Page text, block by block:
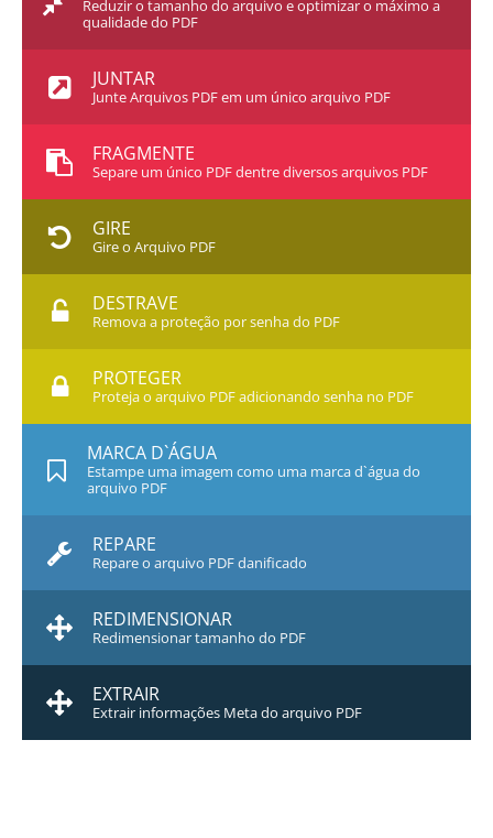
Reduzir o tamanho do arquivo e optimizar o máximo a
qualidade do PDF
JUNTAR
Junte Arquivos PDF em um único arquivo PDF
FRAGMENTE
Separe um único PDF dentre diversos arquivos PDF
GIRE
Gire o Arquivo PDF
DESTRAVE
Remova a proteção por senha do PDF
PROTEGER
Proteja o arquivo PDF adicionando senha no PDF
MARCA D`ÁGUA
Estampe uma imagem como uma marca d`água do
arquivo PDF
REPARE
Repare o arquivo PDF danificado
REDIMENSIONAR
Redimensionar tamanho do PDF
EXTRAIR
Extrair informações Meta do arquivo PDF